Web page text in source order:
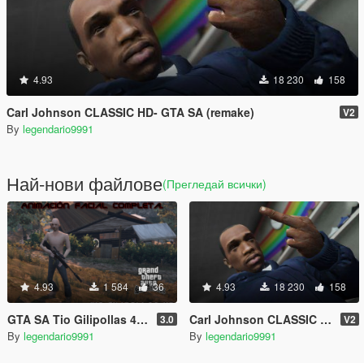
4.93 18 230 158
Carl Johnson CLASSIC HD- GTA SA (remake) V2
By legendario9991
Най-нови файлове(Прегледай всички)
4.93 1 584 36
GTA SA Tio Gilipollas 4k oficial (benny) 3.0
By legendario9991
4.93 18 230 158
Carl Johnson CLASSIC HD- GTA SA (remake) V2
By legendario9991